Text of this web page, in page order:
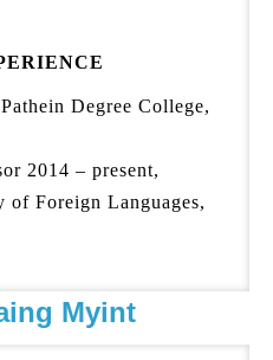
Degree College,
2014 – present,
of Foreign Languages,
Myint